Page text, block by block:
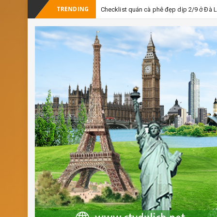
TRENDING Checklist quán cà phê đẹp dịp 2/9 ở Đà